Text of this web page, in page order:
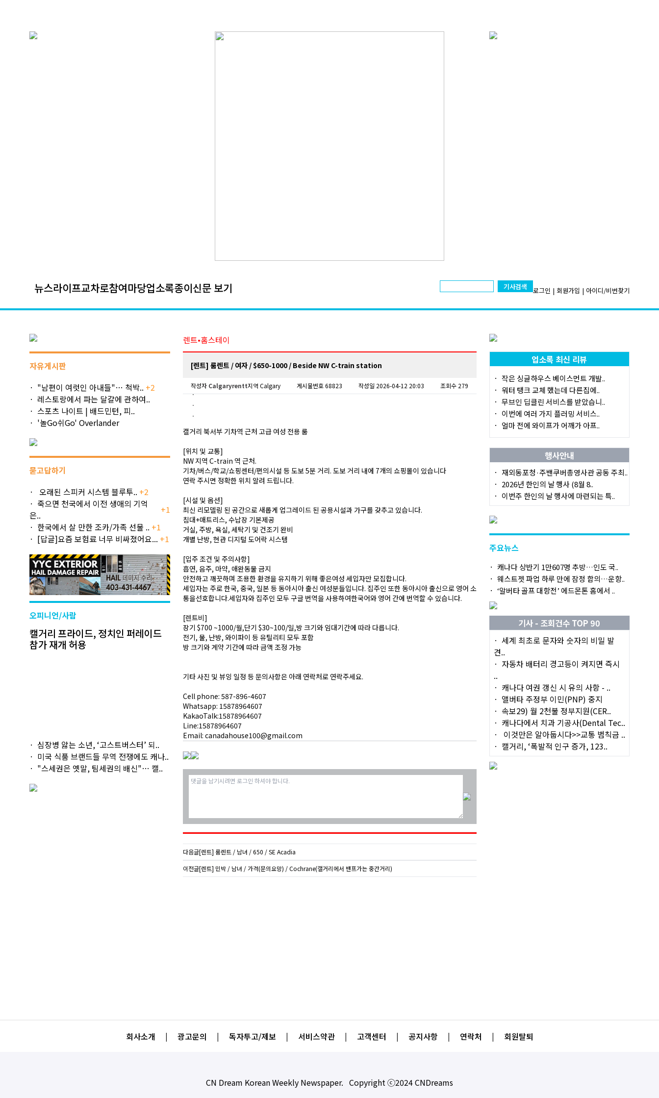
뉴스라이프교차로참여마당업소록종이신문 보기 기사검색 로그인 | 회원가입 | 아이디/비번찾기
자유게시판
"남편이 여럿인 아내들"… 척박.. +2
레스토랑에서 파는 달걀에 관하여..
스포츠 나이트 | 배드민턴, 피..
'놀Go쉬Go' Overlander
묻고답하기
오래된 스피커 시스템 블루투.. +2
죽으면 천국에서 이전 생애의 기억
은..
+1
한국에서 살 만한 조카/가족 선물 .. +1
[답글]요즘 보험료 너무 비싸졌어요... +1
오피니언/사람
캘거리 프라이드, 정치인 퍼레이드
참가 재개 허용
심장병 앓는 소년, ‘고스트버스터’ 되..
미국 식품 브랜드들 무역 전쟁에도 캐나..
"스세권은 옛말, 팀세권의 배신"… 캘..
렌트•홈스테이
[렌트] 룸렌트 / 여자 / $650-1000 / Beside NW C-train station
작성자 Calgaryrentt지역 Calgary 게시물번호 68823 작성일 2026-04-12 20:03 조회수 279
캘거리 북서부 기차역 근처 고급 여성 전용 룸
[위치 및 교통]
NW 지역 C-train 역 근처.
기차/버스/학교/쇼핑센터/편의시설 등 도보 5분 거리. 도보 거리 내에 7개의 쇼핑몰이 있습니다
연락 주시면 정확한 위치 알려 드립니다.
[시설 및 옵션]
최신 리모델링 된 공간으로 새롭게 업그레이드 된 공용시설과 가구를 갖추고 있습니다.
침대+매트리스, 수납장 기본제공
거실, 주방, 욕실, 세탁기 및 건조기 완비
개별 난방, 현관 디지털 도어락 시스템
[입주 조건 및 주의사항]
흡연, 음주, 마약, 애완동물 금지
안전하고 깨끗하며 조용한 환경을 유지하기 위해 좋은여성 세입자만 모집합니다.
세입자는 주로 한국, 중국, 일본 등 동아시아 출신 여성분들입니다. 집주인 또한 동아시아 출신으로 영어 소
통을선호합니다.세입자와 집주인 모두 구글 번역을 사용하여한국어와 영어 간에 번역할 수 있습니다.
[렌트비]
장기 $700 ~1000/월,단기 $30~100/일,방 크기와 임대기간에 따라 다릅니다.
전기, 물, 난방, 와이파이 등 유틸리티 모두 포함
방 크기와 계약 기간에 따라 금액 조정 가능
기타 사진 및 뷰잉 일정 등 문의사항은 아래 연락처로 연락주세요.
Cell phone: 587-896-4607
Whatsapp: 15878964607
KakaoTalk:15878964607
Line:15878964607
Email: canadahouse100@gmail.com
다음글[렌트] 룸렌트 / 남녀 / 650 / SE Acadia
이전글[렌트] 민박 / 남녀 / 가격(문의요망) / Cochrane(캘거리에서 밴프가는 중간거리)
업소록 최신 리뷰
작은 싱글하우스 베이스먼트 개발..
워터 탱크 교체 했는데 다른집에..
무브인 딥클린 서비스를 받았습니..
이번에 여러 가지 플러밍 서비스..
얼마 전에 와이프가 어깨가 아프..
행사안내
재외동포청·주밴쿠버총영사관 공동 주최..
2026년 한인의 날 행사 (8월 8..
이번주 한인의 날 행사에 마련되는 특..
주요뉴스
캐나다 상반기 1만607명 추방…인도 국..
웨스트젯 파업 하루 만에 잠정 합의…운항..
‘알버타 골프 대항전’ 에드몬톤 홈에서 ..
기사 - 조회건수 TOP 90
세계 최초로 문자와 숫자의 비밀 발
견..
자동차 배터리 경고등이 켜지면 즉시
..
캐나다 여권 갱신 시 유의 사항 - ..
앨버타 주정부 이민(PNP) 중지
속보29) 월 2천불 정부지원(CER..
캐나다에서 치과 기공사(Dental Tec..
이것만은 알아둡시다>>교통 범칙금 ..
캘거리, ‘폭발적 인구 증가, 123..
회사소개 | 광고문의 | 독자투고/제보 | 서비스약관 | 고객센터 | 공지사항 | 연락처 | 회원탈퇴
CN Dream Korean Weekly Newspaper. Copyright ⓒ2024 CNDreams